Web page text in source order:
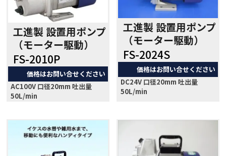
工進製 設置用ポンプ
（モーター駆動）
FS-2010P
価格はお問い合せください
AC100V 口径20mm 吐出量
50L/min
工進製 設置用ポンプ
（モーター駆動）
FS-2024S
価格はお問い合せください
DC24V 口径20mm 吐出量
50L/min